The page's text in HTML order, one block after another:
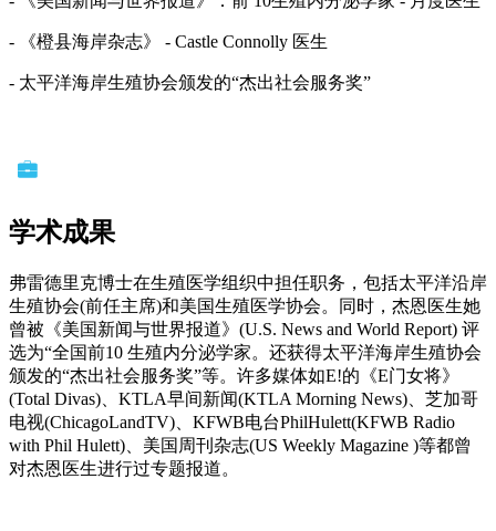
- 《橙县海岸杂志》 - Castle Connolly 医生
- 太平洋海岸生殖协会颁发的“杰出社会服务奖”
学术成果
弗雷德里克博士在生殖医学组织中担任职务，包括太平洋沿岸
生殖协会(前任主席)和美国生殖医学协会。同时，杰恩医生她
曾被《美国新闻与世界报道》(U.S. News and World Report) 评
选为“全国前10 生殖内分泌学家。还获得太平洋海岸生殖协会
颁发的“杰出社会服务奖”等。许多媒体如E!的《E门女将》
(Total Divas)、KTLA早间新闻(KTLA Morning News)、芝加哥
电视(ChicagoLandTV)、KFWB电台PhilHulett(KFWB Radio
with Phil Hulett)、美国周刊杂志(US Weekly Magazine )等都曾
对杰恩医生进行过专题报道。